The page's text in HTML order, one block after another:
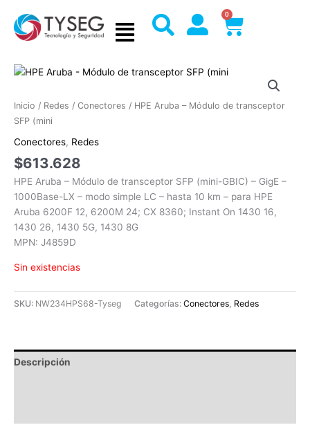
contenido
0
Cart
Inicio / Redes / Conectores / HPE Aruba – Módulo de transceptor
SFP (mini
Conectores, Redes
$613.628
HPE Aruba – Módulo de transceptor SFP (mini-GBIC) – GigE –
1000Base-LX – modo simple LC – hasta 10 km – para HPE
Aruba 6200F 12, 6200M 24; CX 8360; Instant On 1430 16,
1430 26, 1430 5G, 1430 8G
MPN: J4859D
Sin existencias
SKU: NW234HPS68-Tyseg Categorías: Conectores, Redes
Descripción